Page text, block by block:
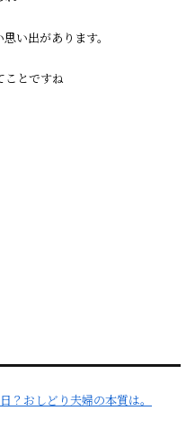
い出があります。
ことですね
？おしどり夫婦の本質は。